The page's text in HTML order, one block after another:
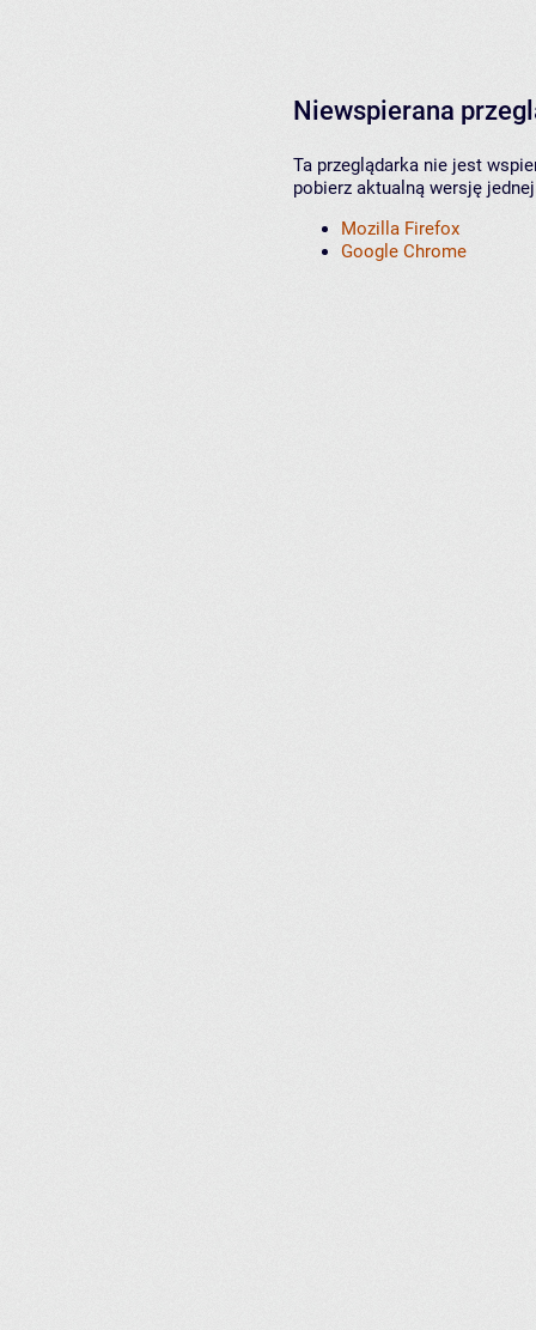
Niewspierana
Ta przeglądarka nie jest
pobierz aktualną wersję
Mozilla Firefox
Google Chrome